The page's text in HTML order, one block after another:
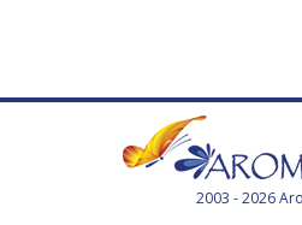
2003 - 2026